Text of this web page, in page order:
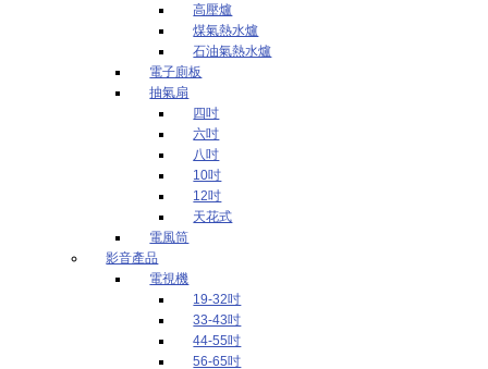
高壓爐
煤氣熱水爐
石油氣熱水爐
電子廁板
抽氣扇
四吋
六吋
八吋
10吋
12吋
天花式
電風筒
影音產品
電視機
19-32吋
33-43吋
44-55吋
56-65吋